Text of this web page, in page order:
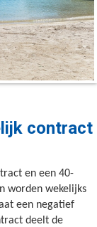
contract
en een 40-
worden wekelijks
een negatief
deelt de